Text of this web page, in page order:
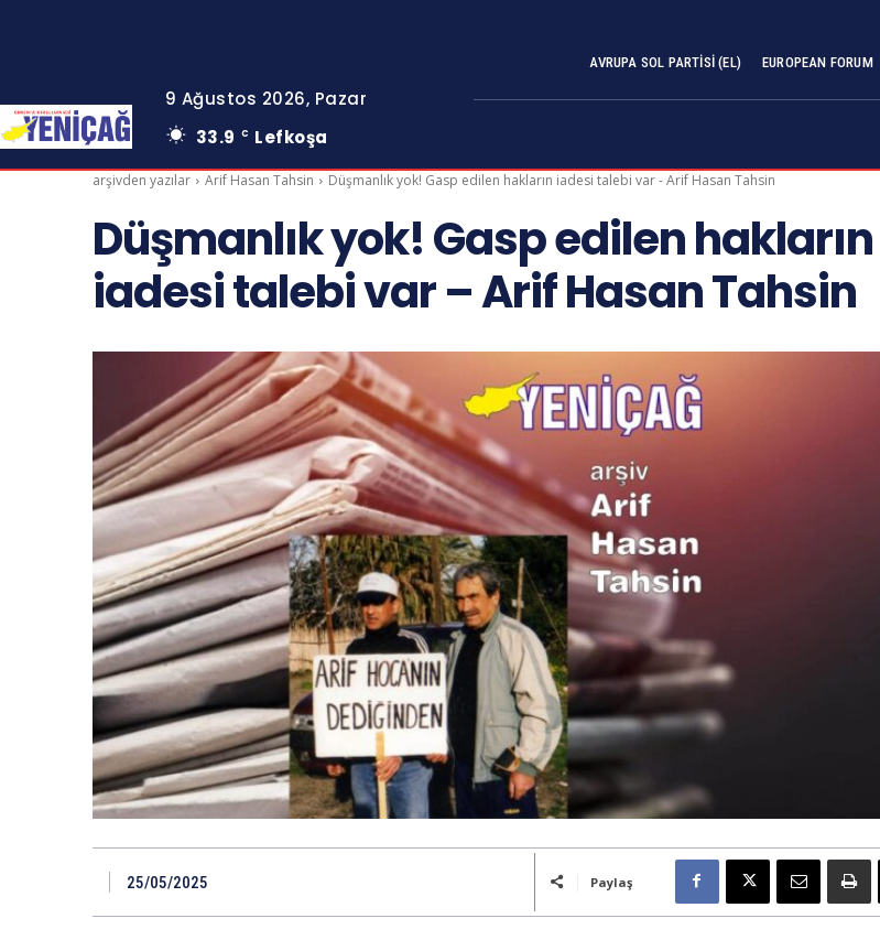
9 Ağustos 2026, Pazar
33.9
C Lefkoşa
AVRUPA SOL PARTISI (EL) EUROPEAN FORUM
arşivden yazılar Arif Hasan Tahsin Düşmanlık yok! Gasp edilen hakların iadesi talebi var - Arif Hasan Tahsin
Düşmanlık yok! Gasp edilen hakların
iadesi talebi var – Arif Hasan Tahsin
25/05/2025 Paylaş